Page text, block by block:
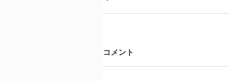
コメント